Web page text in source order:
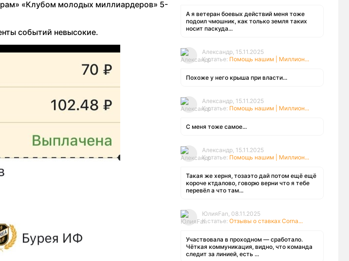
«Клубом молодых миллиардеров» 5-
событий невысокие.
А я ветеран боевых действий меня тоже
подоил чмошник, как только земля таких
носит паскуда...
Александр, 15.11.2025
К статье: Помощь нашим | Миллион...
Похоже у него крыша при власти...
Александр, 15.11.2025
К статье: Помощь нашим | Миллион...
С меня тоже самое...
Александр, 15.11.2025
К статье: Помощь нашим | Миллион...
Такая же херня, тозаэто дай потом ещё ещё
короче ктдалово, говорю верни что я тебе
перевёл а что там...
ЮлияFan, 08.11.2025
К статье: Отзывы о ставках Corna...
Участвовала в проходном — сработало.
Чёткая коммуникация, видно, что команда
следит за линией, есть ...